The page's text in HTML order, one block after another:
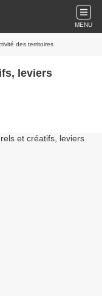
MENU
des territoires
leviers